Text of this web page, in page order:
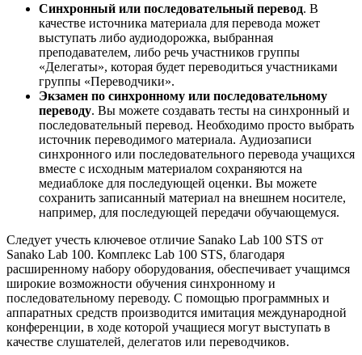
Синхронный или последовательный перевод. В
качестве источника материала для перевода может
выступать либо аудиодорожка, выбранная
преподавателем, либо речь участников группы
«Делегаты», которая будет переводиться участниками
группы «Переводчики».
Экзамен по синхронному или последовательному
переводу. Вы можете создавать тесты на синхронный и
последовательный перевод. Необходимо просто выбрать
источник переводимого материала. Аудиозаписи
синхронного или последовательного перевода учащихся
вместе с исходным материалом сохраняются на
медиаблоке для последующей оценки. Вы можете
сохранить записанный материал на внешнем носителе,
например, для последующей передачи обучающемуся.
Следует учесть ключевое отличие Sanako Lab 100 STS от
Sanako Lab 100. Комплекс Lab 100 STS, благодаря
расширенному набору оборудования, обеспечивает учащимся
широкие возможности обучения синхронному и
последовательному переводу. С помощью программных и
аппаратных средств производится имитация международной
конференции, в ходе которой учащиеся могут выступать в
качестве слушателей, делегатов или переводчиков.